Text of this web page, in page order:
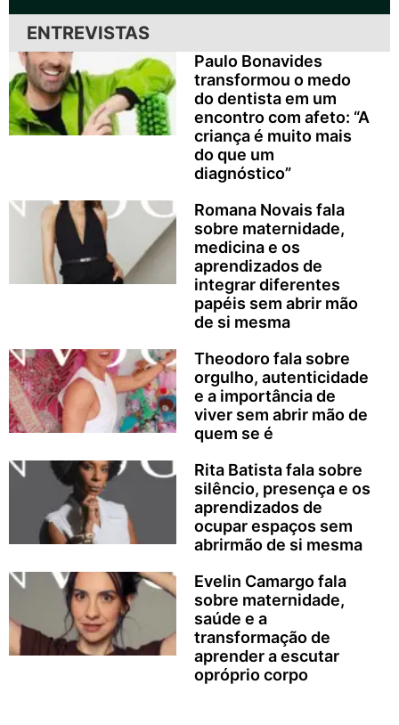
ENTREVISTAS
Paulo Bonavides
transformou o medo
do dentista em um
encontro com afeto: “A
criança é muito mais
do que um
diagnóstico”
Romana Novais fala
sobre maternidade,
medicina e os
aprendizados de
integrar diferentes
papéis sem abrir mão
de si mesma
Theodoro fala sobre
orgulho, autenticidade
e a importância de
viver sem abrir mão de
quem se é
Rita Batista fala sobre
silêncio, presença e os
aprendizados de
ocupar espaços sem
abrirmão de si mesma
Evelin Camargo fala
sobre maternidade,
saúde e a
transformação de
aprender a escutar
opróprio corpo